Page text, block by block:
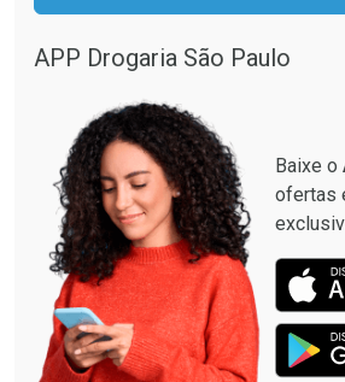
APP Drogaria São Paulo
Baixe o
ofertas